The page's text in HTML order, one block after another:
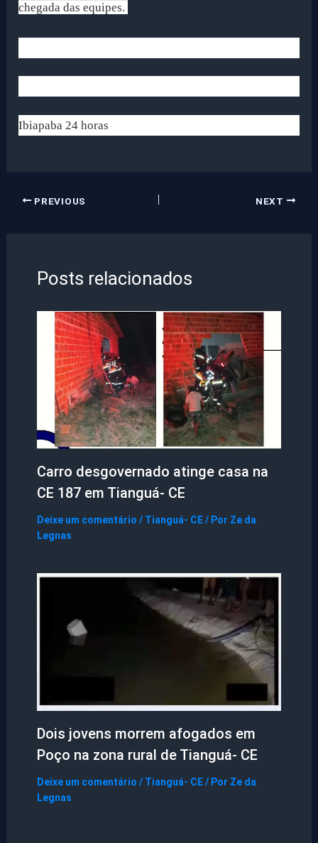
chegada das equipes.
Ibiapaba 24 horas
PREVIOUS NEXT
Posts relacionados
Carro desgovernado atinge casa na
CE 187 em Tianguá- CE
Deixe um comentário / Tianguá- CE/ Por Ze da
Legnas
Dois jovens morrem afogados em
Poço na zona rural de Tianguá- CE
Deixe um comentário / Tianguá- CE/ Por Ze da
Legnas